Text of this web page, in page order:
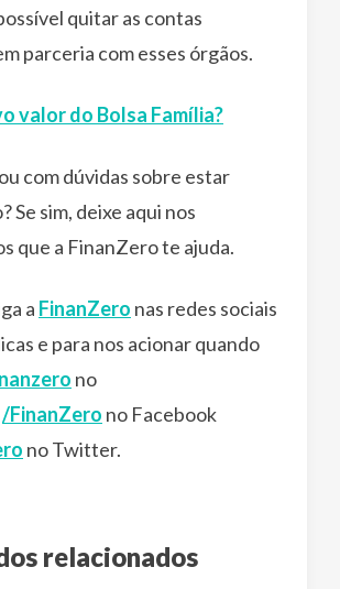
quitar as contas
parceria com esses órgãos.
valor do Bolsa Família?
com dúvidas sobre estar
Se sim, deixe aqui nos
que a FinanZero te ajuda.
a FinanZero nas redes sociais
e para nos acionar quando
no
/FinanZero no Facebook
no Twitter.
relacionados